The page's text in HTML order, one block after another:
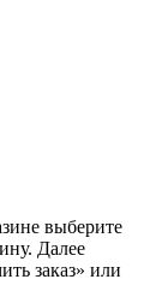
выберите
Далее
заказ» или